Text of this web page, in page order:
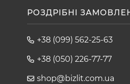
РОЗДРІБНІ
+38 (099) 562-25-63
+38 (050) 226-77-77
shop@bizlit.com.ua